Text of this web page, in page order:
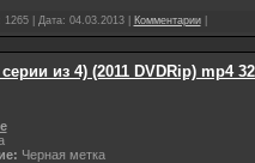
| Дата: 04.03.2013| Комментарии|
из 4) (2011 DVDRip) mp4
Черная метка